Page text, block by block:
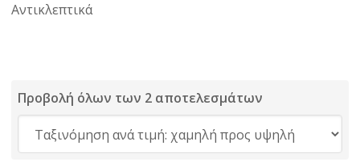
Αντικλεπτικά
Προβολή όλων των 2 αποτελεσμάτων